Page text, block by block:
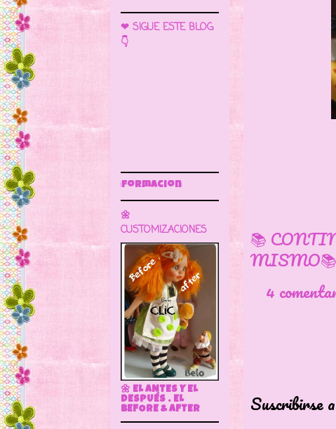
Lisa
Es
📚
MISMO📚
4
Suscribirse
❤ SIGUE ESTE BLOG
👇
Sigue este blog para más
🌼
CUSTOMIZACIONES
🌼 EL ANTES Y EL
DESPUÉS . EL
BEFORE & AFTER